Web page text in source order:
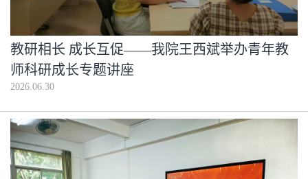
教研相长 成长互促——我院王西斌举办青年教
师科研成长专题讲座
2026.06.30